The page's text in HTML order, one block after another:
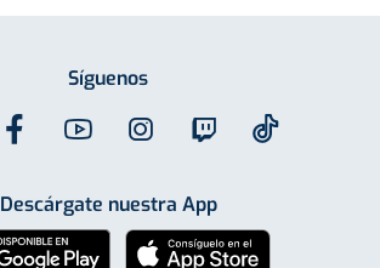
Síguenos
Descárgate nuestra App